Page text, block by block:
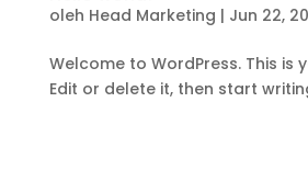
oleh Head Marketing | Jun 22,
Welcome to WordPress. This is
Edit or delete it, then start